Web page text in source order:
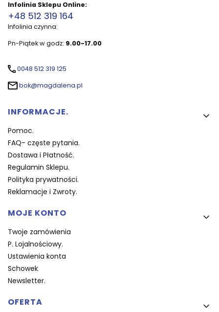
Infolinia Sklepu Online:
+48 512 319 164
Infolinia czynna:
Pn-Piątek w godz: 9.00-17.00
0048 512 319 125
bok@magdalena.pl
Linki w stopce
INFORMACJE.
Pomoc.
FAQ- częste pytania.
Dostawa i Płatność.
Regulamin Sklepu.
Polityka prywatności.
Reklamacje i Zwroty.
MOJE KONTO
Twoje zamówienia
P. Lojalnościowy.
Ustawienia konta
Schowek
Newsletter.
OFERTA